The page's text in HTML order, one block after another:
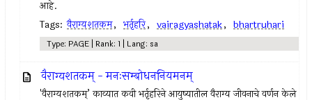
आहे.
Tags: वैराग्यशतकम, भर्तृहरि, vairagyashatak, bhartruhari
Type: PAGE | Rank: 1 | Lang: sa
वैराग्यशतकम् - मनःसम्बोधननियमनम्
'वैराग्यशतकम्’ काव्यात कवी भर्तृहरिने आयुष्यातील वैराग्य जीवनाचे वर्णन केले